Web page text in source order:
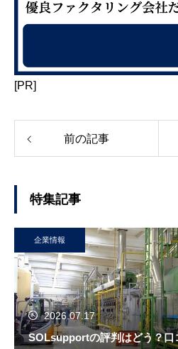
[PR]
前の記事
特集記事
企業情報
2026.07.17
SOLsupportの評判はどう？口